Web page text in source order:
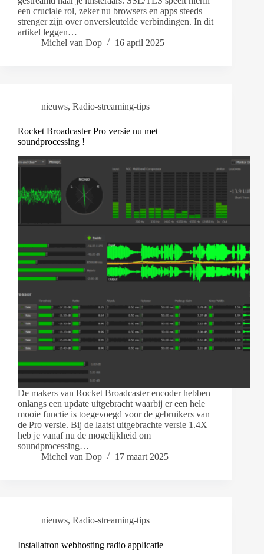
een cruciale rol, zeker nu browsers en apps steeds
strenger zijn over onversleutelde verbindingen. In dit
artikel leggen…
Michel van Dop
16 april 2025
nieuws, Radio-streaming-tips
Rocket Broadcaster Pro versie nu met
soundprocessing !
De makers van Rocket Broadcaster encoder hebben
onlangs een update uitgebracht waarbij er een hele
mooie functie is toegevoegd voor de gebruikers van
de Pro versie. Bij de laatst uitgebrachte versie 1.4X
heb je vanaf nu de mogelijkheid om
soundprocessing…
Michel van Dop
17 maart 2025
nieuws, Radio-streaming-tips
Installatron webhosting radio applicatie